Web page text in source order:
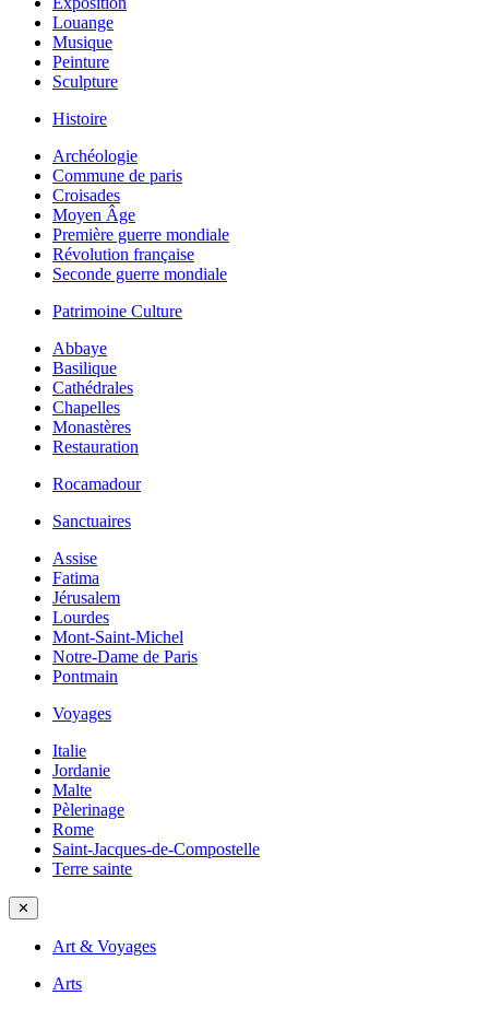
Louange
Musique
Peinture
Sculpture
Histoire
Archéologie
Commune de paris
Croisades
Moyen Âge
Première guerre mondiale
Révolution française
Seconde guerre mondiale
Patrimoine Culture
Abbaye
Basilique
Cathédrales
Chapelles
Monastères
Restauration
Rocamadour
Sanctuaires
Assise
Fatima
Jérusalem
Lourdes
Mont-Saint-Michel
Notre-Dame de Paris
Pontmain
Voyages
Italie
Jordanie
Malte
Pèlerinage
Rome
Saint-Jacques-de-Compostelle
Terre sainte
✕
Art & Voyages
Arts